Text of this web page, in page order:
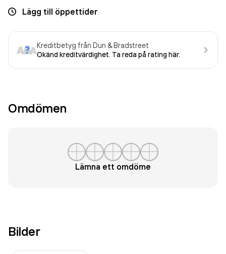
Lägg till öppettider
Kreditbetyg från Dun & Bradstreet
Okänd kreditvärdighet. Ta reda på rating här.
Omdömen
Lämna ett omdöme
Bilder